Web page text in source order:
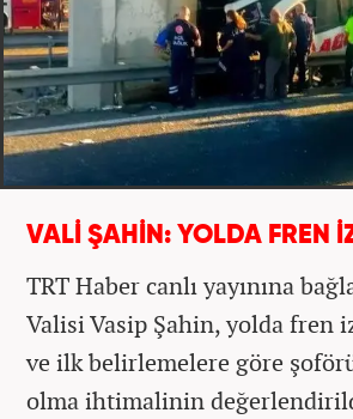
VALİ ŞAHİN: YOLDA FREN
TRT Haber canlı yayınına
Valisi Vasip Şahin, yolda fren
ve ilk belirlemelere göre
olma ihtimalinin